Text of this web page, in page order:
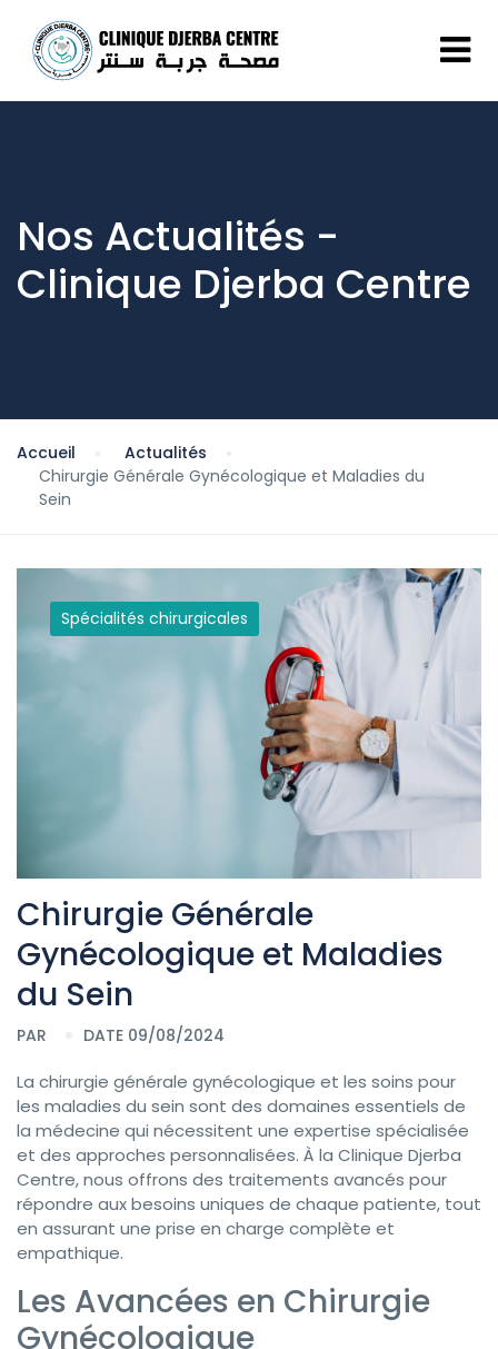
Nos Actualités -
Clinique Djerba Centre
Accueil
Actualités
Chirurgie Générale Gynécologique et Maladies du
Sein
Spécialités chirurgicales
Chirurgie Générale
Gynécologique et Maladies
du Sein
PAR DATE 09/08/2024
La chirurgie générale gynécologique et les soins pour
les maladies du sein sont des domaines essentiels de
la médecine qui nécessitent une expertise spécialisée
et des approches personnalisées. À la Clinique Djerba
Centre, nous offrons des traitements avancés pour
répondre aux besoins uniques de chaque patiente, tout
en assurant une prise en charge complète et
empathique.
Les Avancées en Chirurgie
Gynécologique